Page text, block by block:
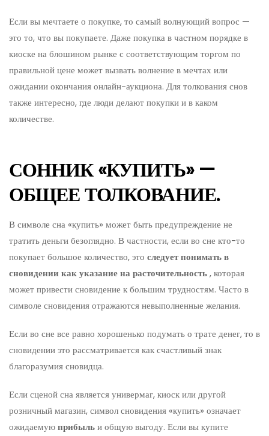
Если вы мечтаете о покупке, то самый волнующий вопрос —
это то, что вы покупаете. Даже покупка в частном порядке в
киоске на блошином рынке с соответствующим торгом по
правильной цене может вызвать волнение в мечтах или
ожидании окончания онлайн-аукциона. Для толкования снов
также интересно, где люди делают покупки и в каком
количестве.
СОННИК «КУПИТЬ» —
ОБЩЕЕ ТОЛКОВАНИЕ.
В символе сна «купить» может быть предупреждение не
тратить деньги безоглядно. В частности, если во сне кто-то
покупает большое количество, это следует понимать в
сновидении как указание на расточительность, которая
может привести сновидение к большим трудностям. Часто в
символе сновидения отражаются невыполненные желания.
Если во сне все равно хорошенько подумать о трате денег, то в
сновидении это рассматривается как счастливый знак
благоразумия сновидца.
Если сценой сна является универмаг, киоск или другой
розничный магазин, символ сновидения «купить» означает
ожидаемуюприбыльи общую выгоду. Если вы купите